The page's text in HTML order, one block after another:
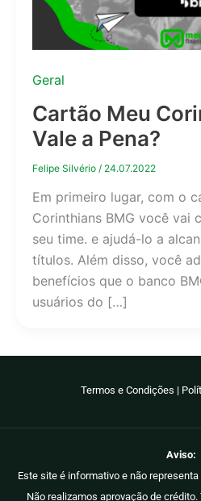
Geral
Cartão Meu
Vale a Pena?
Felipe Silvério / 24.07.2022
Em primeiro lugar, com o
Corinthians BMG você vai
seu time. e ajudá-lo a
títulos. Além disso, você
benefícios que o banco
usuários do […]
Termos e Condições |
Aviso:
Este site é informativo e não
Não realizamos aprovação de